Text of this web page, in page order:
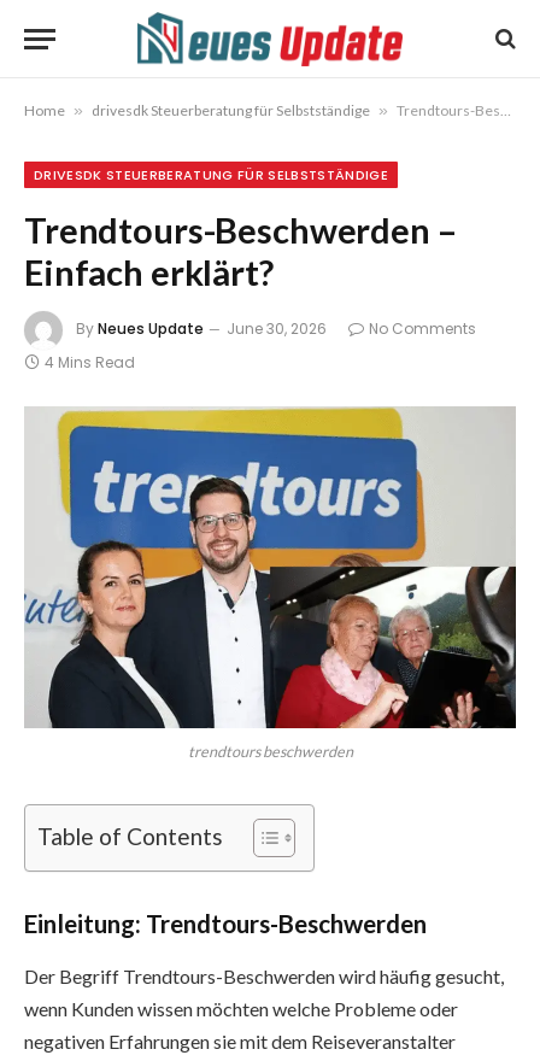
Home » drivesdk Steuerberatung für Selbstständige » Trendtours-Beschwerden – Einfach erklärt?
DRIVESDK STEUERBERATUNG FÜR SELBSTSTÄNDIGE
Trendtours-Beschwerden –
Einfach erklärt?
ByNeues Update June 30, 2026
No Comments
4 Mins Read
trendtours beschwerden
Table of Contents
Einleitung: Trendtours-Beschwerden
Der Begriff Trendtours-Beschwerden wird häufig gesucht,
wenn Kunden wissen möchten welche Probleme oder
negativen Erfahrungen sie mit dem Reiseveranstalter